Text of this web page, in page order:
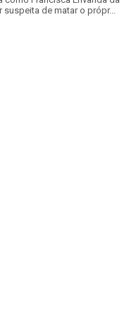
de matar o própr...